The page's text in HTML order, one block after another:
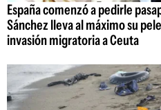
España comenzó a pedirle
Sánchez lleva al máximo su
invasión migratoria a Ceuta